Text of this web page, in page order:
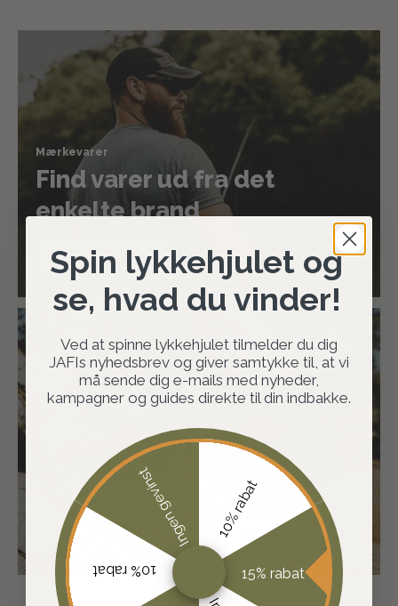
Mærkevarer
Find varer ud fra det
enkelte brand
SHOP BRANDS
Fast lav pris
Gør altid en god handel
SHOP JAFI PRIS
Spin lykkehjulet og
se, hvad du vinder!
Ved at spinne lykkehjulet tilmelder du dig
JAFIs nyhedsbrev og giver samtykke til, at vi
må sende dig e-mails med nyheder,
kampagner og guides direkte til din indbakke.
10% rabat
15% rabat
10% rabat
Ingen gevinst